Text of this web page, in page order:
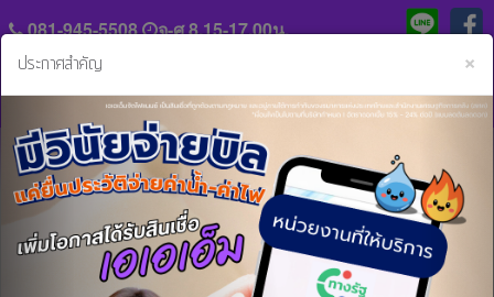
081-945-5508 จ-ศ 8.15-17.00น.
แจ้ง
หลัก
ฐาน
ชำระ
ประวัติ
ความ
เป็น
ข่าวสารและกิจกรรม
เทคนิคดูแลแอร์รถให้เย็นเจี๊ยบ!
×
ประกาศสำคัญ
Previous